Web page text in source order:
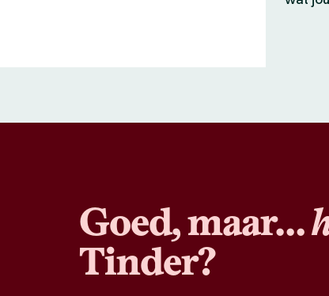
Goed, maar…
Tinder?